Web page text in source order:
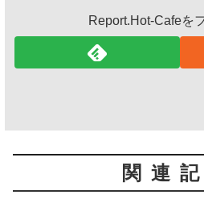
Report.Hot-Cafeを
関連